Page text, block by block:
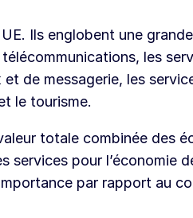
Ils englobent une
les
de messagerie, les
le tourisme.
totale combinée des
services pour l’économie
par rapport au